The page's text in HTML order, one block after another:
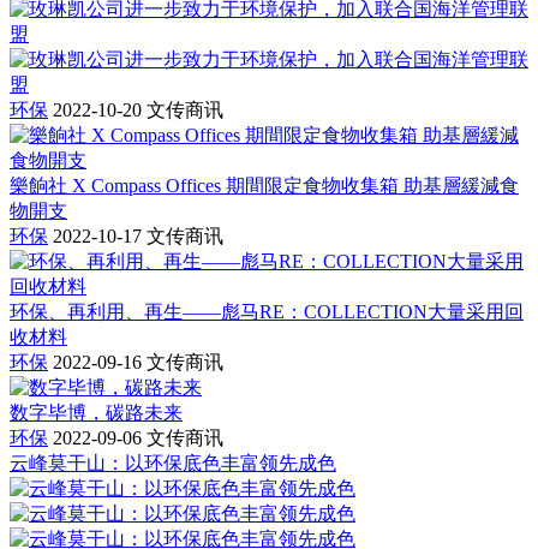
环保 2022-10-20 文传商讯
樂餉社 X Compass Offices 期間限定食物收集箱 助基層緩減食
物開支
环保 2022-10-17 文传商讯
环保、再利用、再生——彪马RE：COLLECTION大量采用回
收材料
环保 2022-09-16 文传商讯
数字毕博，碳路未来
环保 2022-09-06 文传商讯
云峰莫干山：以环保底色丰富领先成色